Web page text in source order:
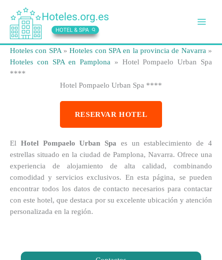
contenido
Hoteles con SPA»Hoteles con SPA en la provincia de Navarra »
Hoteles con SPA en Pamplona » Hotel Pompaelo Urban Spa
****
Hotel Pompaelo Urban Spa ****
RESERVAR HOTEL
El Hotel Pompaelo Urban Spa es un establecimiento de 4
estrellas situado en la ciudad de Pamplona, Navarra. Ofrece una
experiencia de alojamiento de alta calidad, combinando
comodidad y servicios exclusivos. En esta página, se pueden
encontrar todos los datos de contacto necesarios para contactar
con este hotel, que destaca por su excelente ubicación y atención
personalizada en la región.